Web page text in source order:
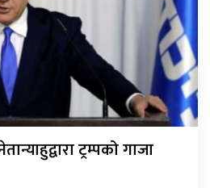
ट्रम्पको गाजा